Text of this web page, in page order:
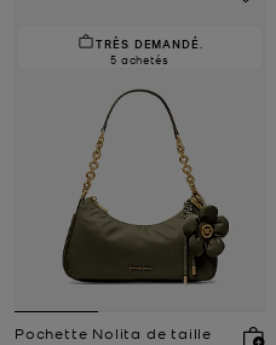
TRÈS DEMANDÉ.
5 achetés
Pochette Nolita de taille